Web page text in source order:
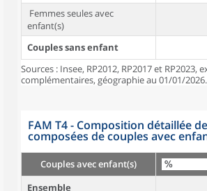
Femmes seules avec
enfant(s)
Couples sans enfant
Sources : Insee, RP2012, RP2017 et RP2023,
complémentaires, géographie au 01/01/2026.
FAM T4 - Composition détaillée
composées de couples avec
Couples avec enfant(s)
Ensemble